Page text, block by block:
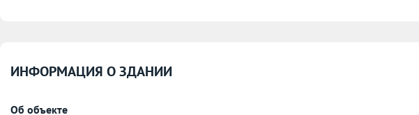
ИНФОРМАЦИЯ О ЗДАНИИ
Об объекте